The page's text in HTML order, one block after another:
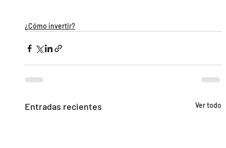
¿Cómo invertir?
Entradas recientes Ver todo